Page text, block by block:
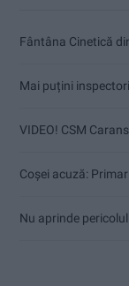
Fântâna Cinetică
Mai puțini
VIDEO! CSM
Coșei acuză:
Nu aprinde